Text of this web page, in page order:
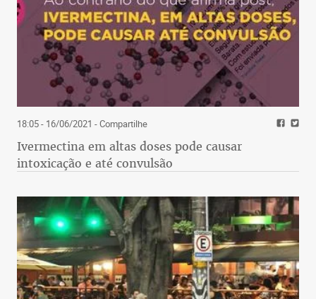
18:05 - 16/06/2021 - Compartilhe
Ivermectina em altas doses pode causar
intoxicação e até convulsão